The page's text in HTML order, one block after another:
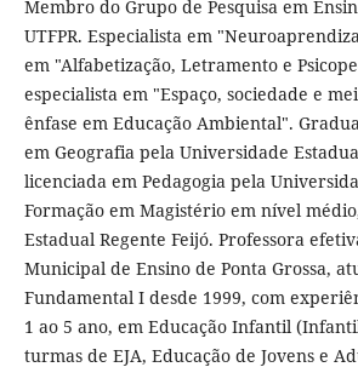
Membro do Grupo de Pesquisa em
UTFPR. Especialista em
em "Alfabetização, Letramento e
especialista em "Espaço, sociedade e
ênfase em Educação Ambiental".
em Geografia pela Universidade
licenciada em Pedagogia pela
Formação em Magistério em nível
Estadual Regente Feijó. Professora
Municipal de Ensino de Ponta Grossa,
Fundamental I desde 1999, com
1 ao 5 ano, em Educação Infantil
turmas de EJA, Educação de Jovens e